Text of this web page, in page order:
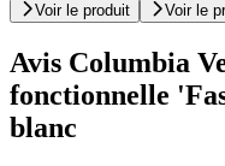
Voir le produit
Voir le
Avis Columbia
fonctionnelle
blanc